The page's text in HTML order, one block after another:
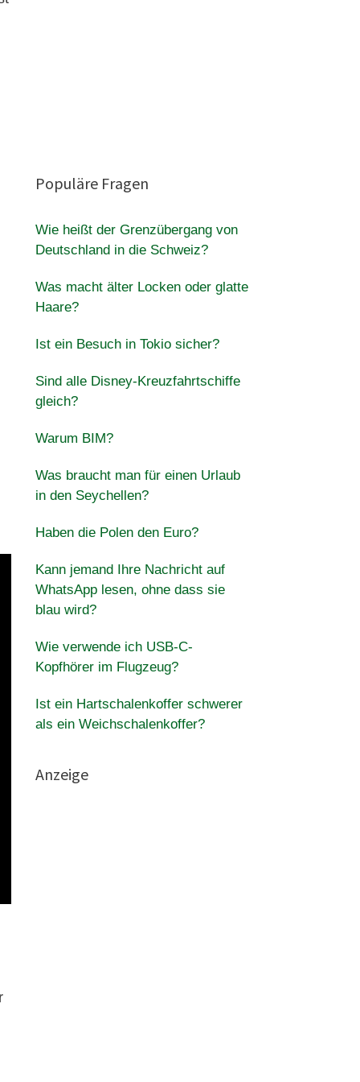
Populäre Fragen
Wie heißt der Grenzübergang von
Deutschland in die Schweiz?
Was macht älter Locken oder glatte
Haare?
Ist ein Besuch in Tokio sicher?
Sind alle Disney-Kreuzfahrtschiffe
gleich?
Warum BIM?
Was braucht man für einen Urlaub
in den Seychellen?
Haben die Polen den Euro?
Kann jemand Ihre Nachricht auf
WhatsApp lesen, ohne dass sie
blau wird?
Wie verwende ich USB-C-
Kopfhörer im Flugzeug?
Ist ein Hartschalenkoffer schwerer
als ein Weichschalenkoffer?
Anzeige